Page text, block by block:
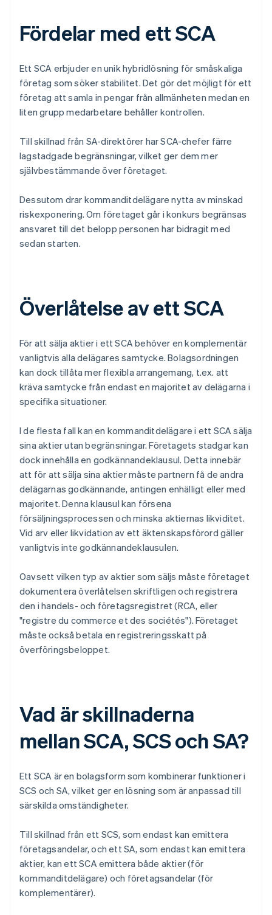
Fördelar med ett SCA
Ett SCA erbjuder en unik hybridlösning för småskaliga
företag som söker stabilitet. Det gör det möjligt för ett
företag att samla in pengar från allmänheten medan en
liten grupp medarbetare behåller kontrollen.
Till skillnad från SA-direktörer har SCA-chefer färre
lagstadgade begränsningar, vilket ger dem mer
självbestämmande över företaget.
Dessutom drar kommanditdelägare nytta av minskad
riskexponering. Om företaget går i konkurs begränsas
ansvaret till det belopp personen har bidragit med
sedan starten.
Överlåtelse av ett SCA
För att sälja aktier i ett SCA behöver en komplementär
vanligtvis alla delägares samtycke. Bolagsordningen
kan dock tillåta mer flexibla arrangemang, t.ex. att
kräva samtycke från endast en majoritet av delägarna i
specifika situationer.
I de flesta fall kan en kommanditdelägare i ett SCA sälja
sina aktier utan begränsningar. Företagets stadgar kan
dock innehålla en godkännandeklausul. Detta innebär
att för att sälja sina aktier måste partnern få de andra
delägarnas godkännande, antingen enhälligt eller med
majoritet. Denna klausul kan försena
försäljningsprocessen och minska aktiernas likviditet.
Vid arv eller likvidation av ett äktenskapsförord gäller
vanligtvis inte godkännandeklausulen.
Oavsett vilken typ av aktier som säljs måste företaget
dokumentera överlåtelsen skriftligen och registrera
den i handels- och företagsregistret (RCA, eller
"registre du commerce et des sociétés"). Företaget
måste också betala en registreringsskatt på
överföringsbeloppet.
Vad är skillnaderna
mellan SCA, SCS och SA?
Ett SCA är en bolagsform som kombinerar funktioner i
SCS och SA, vilket ger en lösning som är anpassad till
särskilda omständigheter.
Till skillnad från ett SCS, som endast kan emittera
företagsandelar, och ett SA, som endast kan emittera
aktier, kan ett SCA emittera både aktier (för
kommanditdelägare) och företagsandelar (för
komplementärer).